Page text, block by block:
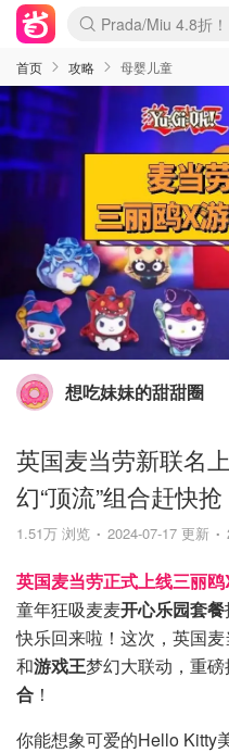
麦卢卡蜂蜜夏促！
Prada/Miu 4.8折！
啥？必胜客披萨5折
首页 攻略 母婴儿童
想吃妹妹的甜甜圈
英国麦当劳新联名
幻“顶流”组合赶快抢
1.51万 浏览 2024-07-17 更新
英国麦当劳正式上线三丽
童年狂吸麦麦开心乐园套餐
快乐回来啦！这次，英国
和游戏王梦幻大联动，重
合 ！
你能想象可爱的Hello Kitty